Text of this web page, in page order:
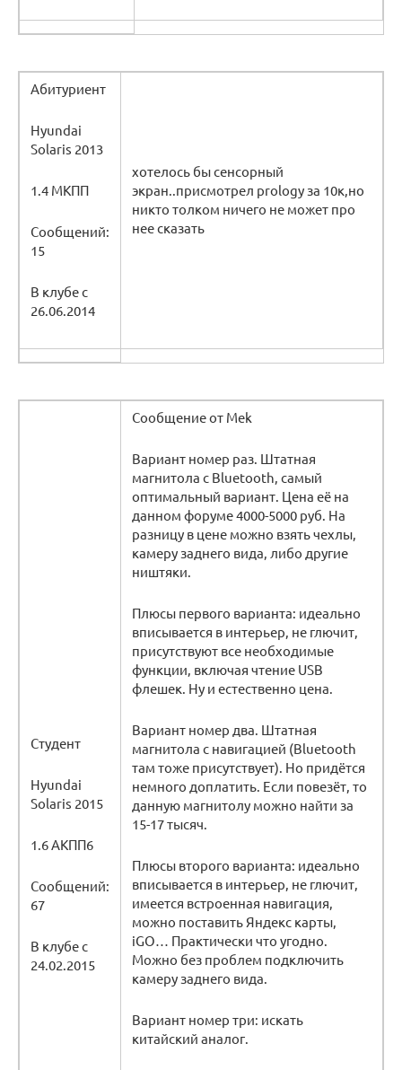
Абитуриент
Hyundai
Solaris 2013
1.4 МКПП
Сообщений:
15
В клубе с
26.06.2014
хотелось бы сенсорный
экран..присмотрел prology за 10к,но
никто толком ничего не может про
нее сказать
Студент
Hyundai
Solaris 2015
1.6 АКПП6
Сообщений:
67
В клубе с
24.02.2015
Сообщение от Mek
Вариант номер раз. Штатная
магнитола с Bluetooth, самый
оптимальный вариант. Цена её на
данном форуме 4000-5000 руб. На
разницу в цене можно взять чехлы,
камеру заднего вида, либо другие
ништяки.
Плюсы первого варианта: идеально
вписывается в интерьер, не глючит,
присутствуют все необходимые
функции, включая чтение USB
флешек. Ну и естественно цена.
Вариант номер два. Штатная
магнитола с навигацией (Bluetooth
там тоже присутствует). Но придётся
немного доплатить. Если повезёт, то
данную магнитолу можно найти за
15-17 тысяч.
Плюсы второго варианта: идеально
вписывается в интерьер, не глючит,
имеется встроенная навигация,
можно поставить Яндекс карты,
iGO… Практически что угодно.
Можно без проблем подключить
камеру заднего вида.
Вариант номер три: искать
китайский аналог.